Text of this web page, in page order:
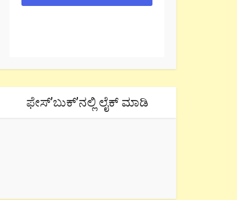
ಫೇಸ್’ಬುಕ್’ನಲ್ಲಿ ಲೈಕ್ ಮಾಡಿ